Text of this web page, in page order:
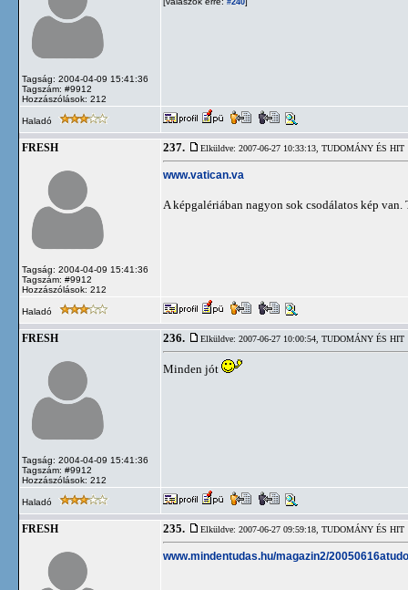
Tagság: 2004-04-09 15:41:36
Tagszám: #9912
Hozzászólások: 212
#240
Haladó
FRESH
Tagság: 2004-04-09 15:41:36
Tagszám: #9912
Hozzászólások: 212
237. Elküldve: 2007-06-27 10:33:13, TUDOMÁNY ÉS HIT
www.vatican.va
A képgalériában nagyon sok csodálatos kép
Haladó
FRESH
Tagság: 2004-04-09 15:41:36
Tagszám: #9912
Hozzászólások: 212
236. Elküldve: 2007-06-27 10:00:54, TUDOMÁNY ÉS HIT
Minden jót
Haladó
FRESH 235. Elküldve: 2007-06-27 09:59:18, TUDOMÁNY ÉS HIT
www.mindentudas.hu/magazin2/